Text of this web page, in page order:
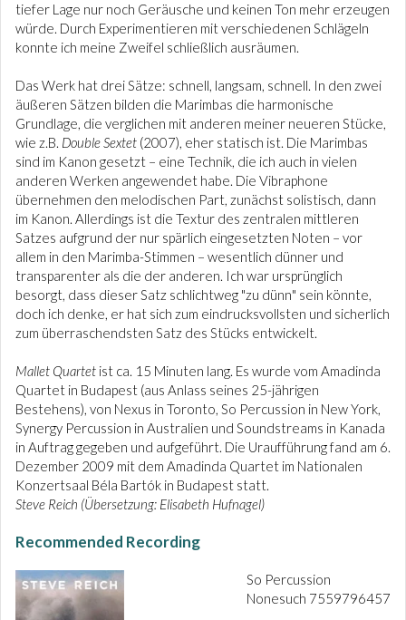
tiefer Lage nur noch Geräusche und keinen Ton mehr erzeugen
würde. Durch Experimentieren mit verschiedenen Schlägeln
konnte ich meine Zweifel schließlich ausräumen.
Das Werk hat drei Sätze: schnell, langsam, schnell. In den zwei
äußeren Sätzen bilden die Marimbas die harmonische
Grundlage, die verglichen mit anderen meiner neueren Stücke,
wie z.B. Double Sextet (2007), eher statisch ist. Die Marimbas
sind im Kanon gesetzt – eine Technik, die ich auch in vielen
anderen Werken angewendet habe. Die Vibraphone
übernehmen den melodischen Part, zunächst solistisch, dann
im Kanon. Allerdings ist die Textur des zentralen mittleren
Satzes aufgrund der nur spärlich eingesetzten Noten – vor
allem in den Marimba-Stimmen – wesentlich dünner und
transparenter als die der anderen. Ich war ursprünglich
besorgt, dass dieser Satz schlichtweg "zu dünn" sein könnte,
doch ich denke, er hat sich zum eindrucksvollsten und sicherlich
zum überraschendsten Satz des Stücks entwickelt.
Mallet Quartet ist ca. 15 Minuten lang. Es wurde vom Amadinda
Quartet in Budapest (aus Anlass seines 25-jährigen
Bestehens), von Nexus in Toronto, So Percussion in New York,
Synergy Percussion in Australien und Soundstreams in Kanada
in Auftrag gegeben und aufgeführt. Die Uraufführung fand am 6.
Dezember 2009 mit dem Amadinda Quartet im Nationalen
Konzertsaal Béla Bartók in Budapest statt.
Steve Reich (Übersetzung: Elisabeth Hufnagel)
Recommended Recording
So Percussion
Nonesuch 7559796457